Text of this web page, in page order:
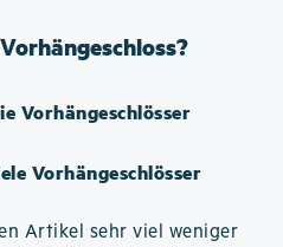
Vorhängeschlösser
Vorhängeschlösser
Artikel sehr viel weniger